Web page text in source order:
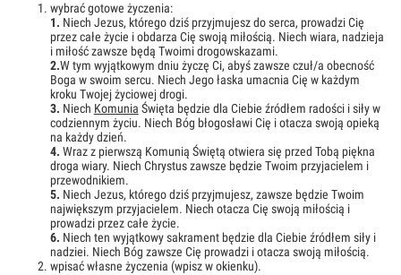
wybrać gotowe życzenia:
1. Niech Jezus, którego dziś przyjmujesz do serca, prowadzi Cię
przez całe życie i obdarza Cię swoją miłością. Niech wiara, nadzieja
i miłość zawsze będą Twoimi drogowskazami.
2.W tym wyjątkowym dniu życzę Ci, abyś zawsze czuł/a obecność
Boga w swoim sercu. Niech Jego łaska umacnia Cię w każdym
kroku Twojej życiowej drogi.
3. Niech Komunia Święta będzie dla Ciebie źródłem radości i siły w
codziennym życiu. Niech Bóg błogosławi Cię i otacza swoją opieką
na każdy dzień.
4. Wraz z pierwszą Komunią Świętą otwiera się przed Tobą piękna
droga wiary. Niech Chrystus zawsze będzie Twoim przyjacielem i
przewodnikiem.
5. Niech Jezus, którego dziś przyjmujesz, zawsze będzie Twoim
największym przyjacielem. Niech otacza Cię swoją miłością i
prowadzi przez całe życie.
6. Niech ten wyjątkowy sakrament będzie dla Ciebie źródłem siły i
nadziei. Niech Bóg zawsze Cię prowadzi i otacza swoją miłością.
wpisać własne życzenia (wpisz w okienku).